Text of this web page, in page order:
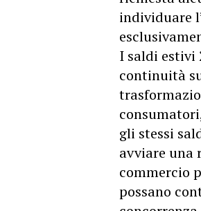
individuare
I saldi estivi
continuità
gli stessi
avviare una
commercio
possano